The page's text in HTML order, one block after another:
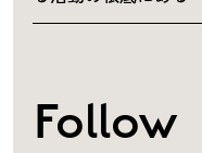
Follow